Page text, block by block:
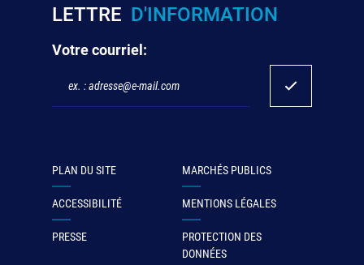
LETTRE D'INFORMATION
Votre courriel:
PLAN DU SITE MARCHÉS PUBLICS
ACCESSIBILITÉ MENTIONS LÉGALES
PRESSE
PROTECTION DES
DONNÉES